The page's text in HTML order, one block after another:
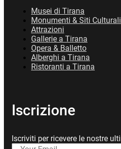
Musei di Tirana
Monumenti & Siti Culturali
Attrazioni
Gallerie a Tirana
Opera & Balletto
Alberghi a Tirana
Ristoranti a Tirana
Iscrizione
Iscriviti per ricevere le nostre